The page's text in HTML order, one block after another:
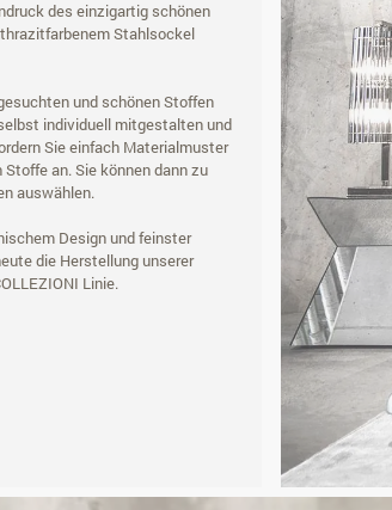
des einzigartig schönen
Stahlsockel
und schönen Stoffen
individuell mitgestalten und
Sie einfach Materialmuster
an. Sie können dann zu
auswählen.
Design und feinster
die Herstellung unserer
Linie.